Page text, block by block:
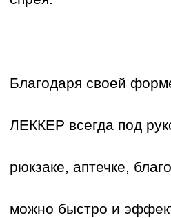
Благодаря своей
ЛЕККЕР всегда под
рюкзаке, аптечке,
можно быстро и